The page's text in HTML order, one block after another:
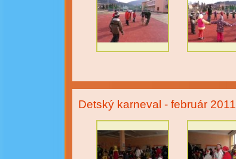
Detský karneval - február 2011